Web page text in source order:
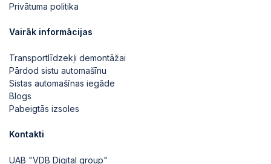
Privātuma politika
Vairāk informācijas
Transportlīdzekļi demontāžai
Pārdod sistu automašīnu
Sistas automašīnas iegāde
Blogs
Pabeigtās izsoles
Kontakti
UAB "VDB Digital group"